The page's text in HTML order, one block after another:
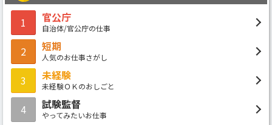
1 官公庁
自治体/官公庁の仕事
2 短期
人気のお仕事さがし
3 未経験
未経験ＯＫのおしごと
4 試験監督
やってみたいお仕事